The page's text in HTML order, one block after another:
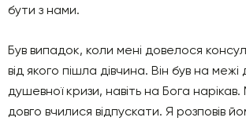
бути з нами.
Був випадок, коли мені довелося
від якого пішла дівчина. Він був на
душевної кризи, навіть на Бога
довго вчилися відпускати. Я розповів